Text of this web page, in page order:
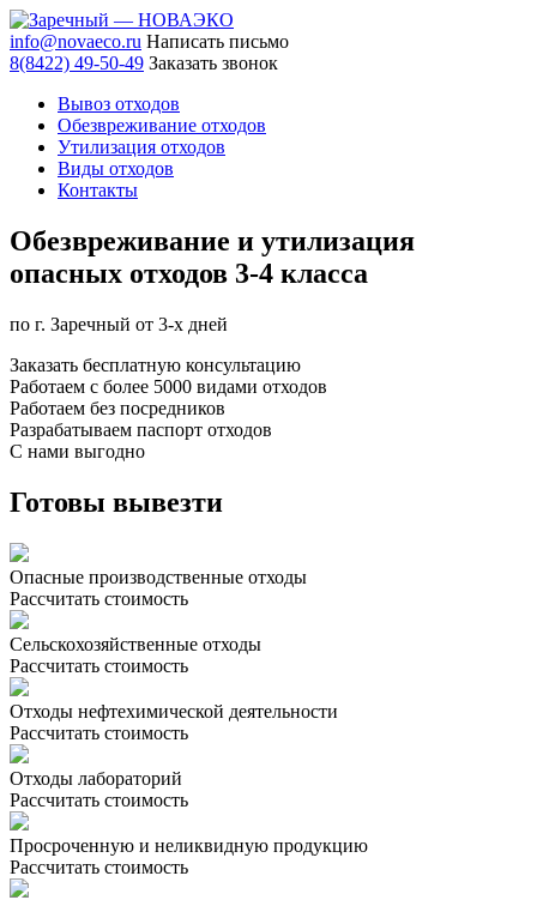
info@novaeco.ru Написать письмо
8(8422) 49-50-49 Заказать звонок
Вывоз отходов
Обезвреживание отходов
Утилизация отходов
Виды отходов
Контакты
Обезвреживание и утилизация
опасных отходов 3-4 класса
по г. Заречный от 3-х дней
Заказать бесплатную консультацию
Работаем с более 5000 видами отходов
Работаем без посредников
Разрабатываем паспорт отходов
С нами выгодно
Готовы вывезти
Опасные производственные отходы
Рассчитать стоимость
Сельскохозяйственные отходы
Рассчитать стоимость
Отходы нефтехимической деятельности
Рассчитать стоимость
Отходы лабораторий
Рассчитать стоимость
Просроченную и неликвидную продукцию
Рассчитать стоимость